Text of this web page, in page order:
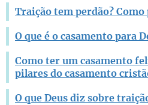
Traição tem perdão?
O que é o casamento para
Como ter um casamento
pilares do casamento
O que Deus diz sobre